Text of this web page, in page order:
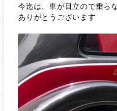
今迄は、車が目立ので乗ら
ありがとうございます